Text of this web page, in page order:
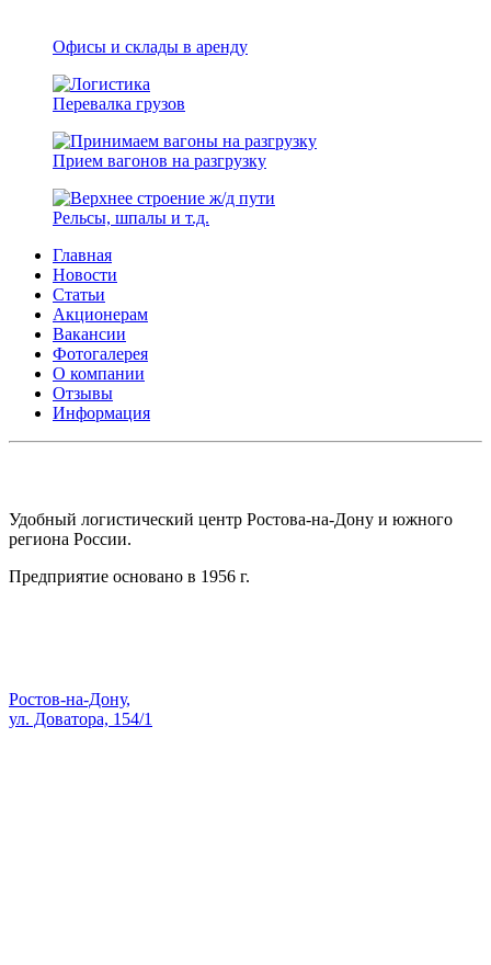
Офисы и склады в аренду
Перевалка грузов
Прием вагонов на разгрузку
Рельсы, шпалы и т.д.
Главная
Новости
Статьи
Акционерам
Вакансии
Фотогалерея
О компании
Отзывы
Информация
Удобный логистический центр Ростова-на-Дону и южного
региона России.
Предприятие основано в 1956 г.
Ростов-на-Дону,
ул. Доватора, 154/1